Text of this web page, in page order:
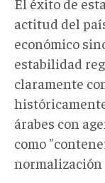
actitud del
económico
estabilidad
claramente
árabes con
como
normalización